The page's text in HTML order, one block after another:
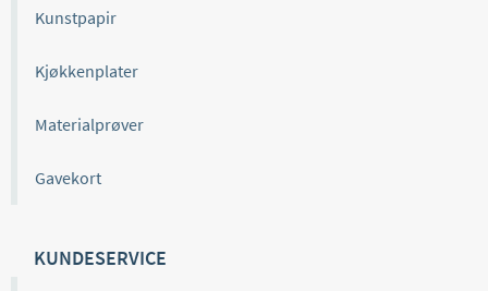
Kunstpapir
Kjøkkenplater
Materialprøver
Gavekort
KUNDESERVICE